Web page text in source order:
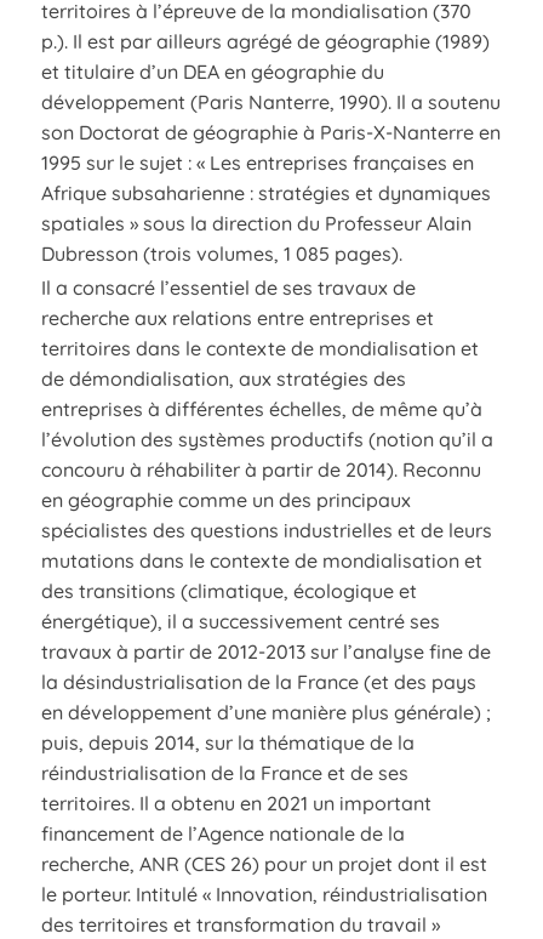
territoires à l’épreuve de la mondialisation (370
p.). Il est par ailleurs agrégé de géographie (1989)
et titulaire d’un DEA en géographie du
développement (Paris Nanterre, 1990). Il a soutenu
son Doctorat de géographie à Paris-X-Nanterre en
1995 sur le sujet : « Les entreprises françaises en
Afrique subsaharienne : stratégies et dynamiques
spatiales » sous la direction du Professeur Alain
Dubresson (trois volumes, 1 085 pages).
Il a consacré l’essentiel de ses travaux de
recherche aux relations entre entreprises et
territoires dans le contexte de mondialisation et
de démondialisation, aux stratégies des
entreprises à différentes échelles, de même qu’à
l’évolution des systèmes productifs (notion qu’il a
concouru à réhabiliter à partir de 2014). Reconnu
en géographie comme un des principaux
spécialistes des questions industrielles et de leurs
mutations dans le contexte de mondialisation et
des transitions (climatique, écologique et
énergétique), il a successivement centré ses
travaux à partir de 2012-2013 sur l’analyse fine de
la désindustrialisation de la France (et des pays
en développement d’une manière plus générale) ;
puis, depuis 2014, sur la thématique de la
réindustrialisation de la France et de ses
territoires. Il a obtenu en 2021 un important
financement de l’Agence nationale de la
recherche, ANR (CES 26) pour un projet dont il est
le porteur. Intitulé « Innovation, réindustrialisation
des territoires et transformation du travail »